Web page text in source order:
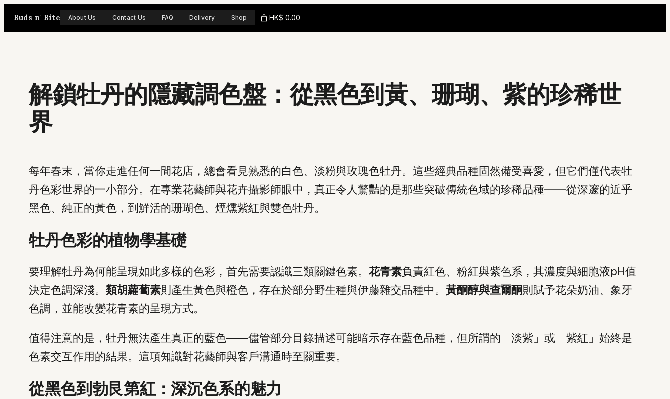
Buds n' Bite About Us Contact Us FAQ Delivery Shop HK$ 0.00
解鎖牡丹的隱藏調色盤：從黑色到黃、珊瑚、紫的珍稀世
界
每年春末，當你走進任何一間花店，總會看見熟悉的白色、淡粉與玫瑰色牡丹。這些經典品種固然備受喜愛，但它們僅代表牡
丹色彩世界的一小部分。在專業花藝師與花卉攝影師眼中，真正令人驚豔的是那些突破傳統色域的珍稀品種——從深邃的近乎
黑色、純正的黃色，到鮮活的珊瑚色、煙燻紫紅與雙色牡丹。
牡丹色彩的植物學基礎
要理解牡丹為何能呈現如此多樣的色彩，首先需要認識三類關鍵色素。 花青素負責紅色、粉紅與紫色系，其濃度與細胞液pH值
決定色調深淺。 類胡蘿蔔素則產生黃色與橙色，存在於部分野生種與伊藤雜交品種中。 黃酮醇與查爾酮則賦予花朵奶油、象牙
色調，並能改變花青素的呈現方式。
值得注意的是，牡丹無法產生真正的藍色——儘管部分目錄描述可能暗示存在藍色品種，但所謂的「淡紫」或「紫紅」始終是
色素交互作用的結果。這項知識對花藝師與客戶溝通時至關重要。
從黑色到勃艮第紅：深沉色系的魅力